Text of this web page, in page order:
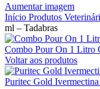
Aumentar imagem
Início Produtos
ml – Tadabras
Combo Pour On 1 Litro
Voltar aos produtos
Puritec Gold